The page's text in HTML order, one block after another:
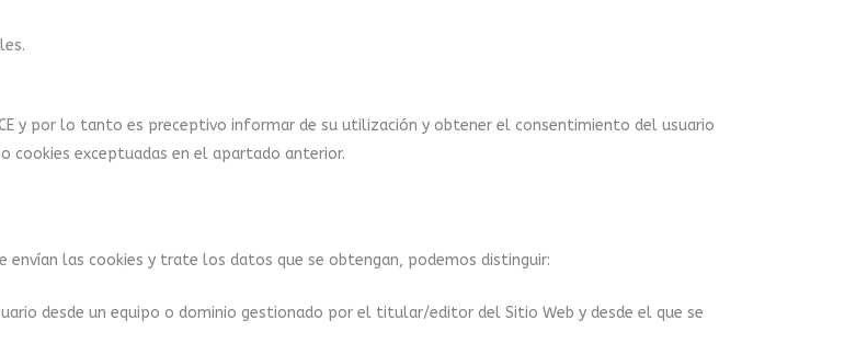
y por lo tanto es preceptivo informar de su utilización y obtener el consentimiento del usuario
cookies exceptuadas en el apartado anterior.
envían las cookies y trate los datos que se obtengan, podemos distinguir:
desde un equipo o dominio gestionado por el titular/editor del Sitio Web y desde el que se